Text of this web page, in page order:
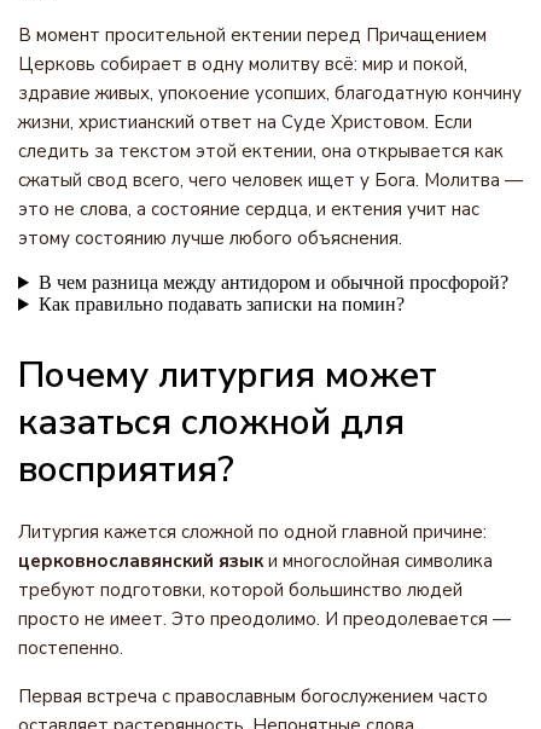
В момент просительной ектении перед Причащением
Церковь собирает в одну молитву всё: мир и покой,
здравие живых, упокоение усопших, благодатную кончину
жизни, христианский ответ на Суде Христовом. Если
следить за текстом этой ектении, она открывается как
сжатый свод всего, чего человек ищет у Бога. Молитва —
это не слова, а состояние сердца, и ектения учит нас
этому состоянию лучше любого объяснения.
В чем разница между антидором и обычной просфорой?
Как правильно подавать записки на помин?
Почему литургия может
казаться сложной для
восприятия?
Литургия кажется сложной по одной главной причине:
церковнославянский языки многослойная символика
требуют подготовки, которой большинство людей
просто не имеет. Это преодолимо. И преодолевается —
постепенно.
Первая встреча с православным богослужением часто